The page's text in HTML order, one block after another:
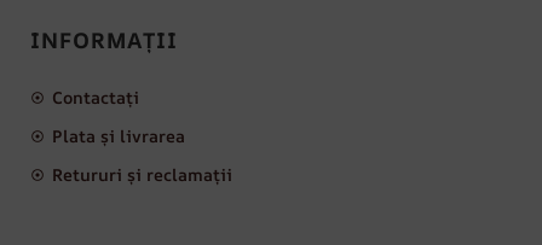
INFORMAȚII
Contactați
Plata și livrarea
Retururi și reclamații